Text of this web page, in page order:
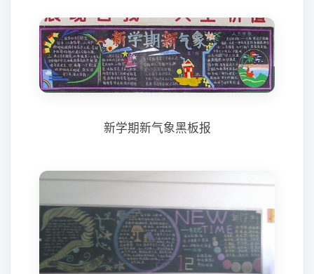
新学期新气象黑板报